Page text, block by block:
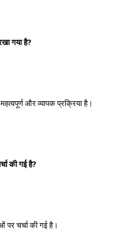
गया है?
और व्यापक प्रक्रिया है।
की गई है?
चर्चा की गई है।